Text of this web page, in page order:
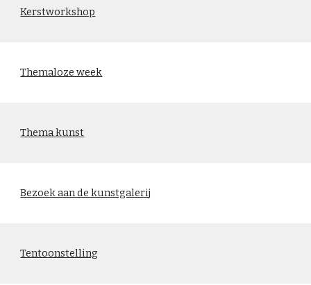
Kerstworkshop
Themaloze week
Thema kunst
Bezoek aan de kunstgalerij
Tentoonstelling